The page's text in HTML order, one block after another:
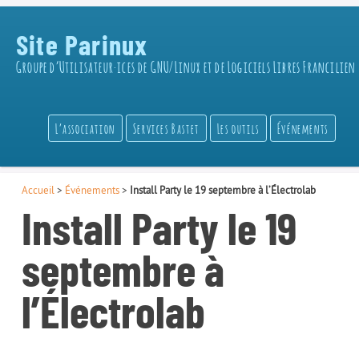
Site Parinux
Groupe d’Utilisateur·ices de GNU/Linux et de Logiciels Libres Francilien
L’association Services Bastet Les outils Événements
Accueil > Événements> Install Party le 19 septembre à l’Électrolab
Install Party le 19
septembre à
l’Électrolab